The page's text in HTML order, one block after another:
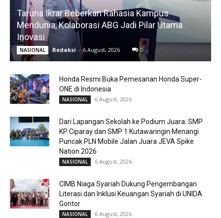
Taruna Ikrar Beberkan Rahasia Kampus
Mendunia, Kolaborasi ABG Jadi Pilar Utama
Inovasi
NASIONAL Redaksi - 6 August, 2026 0
Honda Resmi Buka Pemesanan Honda Super-
ONE di Indonesia
NASIONAL 6 August, 2026
Dari Lapangan Sekolah ke Podium Juara: SMP
KP Ciparay dan SMP 1 Kutawaringin Menangi
Puncak PLN Mobile Jalan Juara JEVA Spike
Nation 2026
NASIONAL 6 August, 2026
CIMB Niaga Syariah Dukung Pengembangan
Literasi dan Inklusi Keuangan Syariah di UNIDA
Gontor
NASIONAL 6 August, 2026